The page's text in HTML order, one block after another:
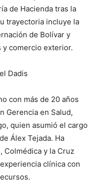
de Hacienda tras la
trayectoria incluye la
de Bolívar y
comercio exterior.
Dadis
con más de 20 años
Gerencia en Salud,
quien asumió el cargo
Álex Tejada. Ha
Colmédica y la Cruz
clínica con